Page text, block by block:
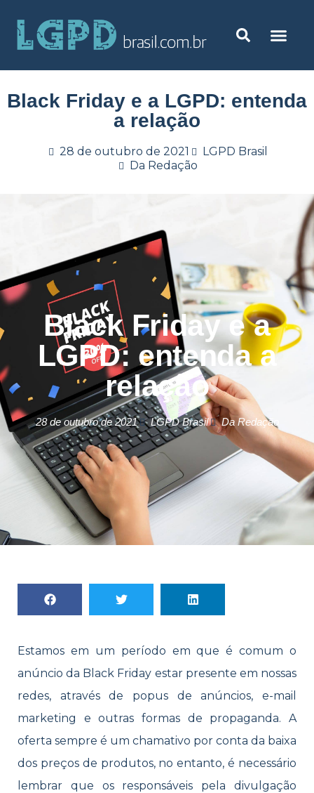
Black Friday e a LGPD: entenda
a relação
28 de outubro de 2021
LGPD Brasil
Da Redação
Black Friday e a
LGPD: entenda a
relação
28 de outubro de 2021 LGPD Brasil Da Redação
Estamos em um período em que é comum o
anúncio da Black Friday estar presente em nossas
redes, através de popus de anúncios, e-mail
marketing e outras formas de propaganda. A
oferta sempre é um chamativo por conta da baixa
dos preços de produtos, no entanto, é necessário
lembrar que os responsáveis pela divulgação